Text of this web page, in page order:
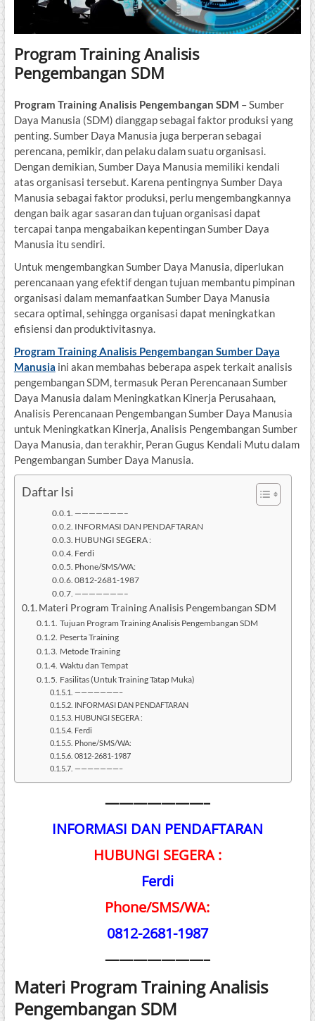
Program Training Analisis
Pengembangan SDM
Program Training Analisis Pengembangan SDM – Sumber
Daya Manusia (SDM) dianggap sebagai faktor produksi yang
penting. Sumber Daya Manusia juga berperan sebagai
perencana, pemikir, dan pelaku dalam suatu organisasi.
Dengan demikian, Sumber Daya Manusia memiliki kendali
atas organisasi tersebut. Karena pentingnya Sumber Daya
Manusia sebagai faktor produksi, perlu mengembangkannya
dengan baik agar sasaran dan tujuan organisasi dapat
tercapai tanpa mengabaikan kepentingan Sumber Daya
Manusia itu sendiri.
Untuk mengembangkan Sumber Daya Manusia, diperlukan
perencanaan yang efektif dengan tujuan membantu pimpinan
organisasi dalam memanfaatkan Sumber Daya Manusia
secara optimal, sehingga organisasi dapat meningkatkan
efisiensi dan produktivitasnya.
Program Training Analisis Pengembangan Sumber Daya
Manusia ini akan membahas beberapa aspek terkait analisis
pengembangan SDM, termasuk Peran Perencanaan Sumber
Daya Manusia dalam Meningkatkan Kinerja Perusahaan,
Analisis Perencanaan Pengembangan Sumber Daya Manusia
untuk Meningkatkan Kinerja, Analisis Pengembangan Sumber
Daya Manusia, dan terakhir, Peran Gugus Kendali Mutu dalam
Pengembangan Sumber Daya Manusia.
Daftar Isi
———————–
INFORMASI DAN PENDAFTARAN
HUBUNGI SEGERA :
Ferdi
Phone/SMS/WA:
0812-2681-1987
———————–
Materi Program Training Analisis Pengembangan SDM
Tujuan Program Training Analisis Pengembangan SDM
Peserta Training
Metode Training
Waktu dan Tempat
Fasilitas (Untuk Training Tatap Muka)
———————–
INFORMASI DAN PENDAFTARAN
HUBUNGI SEGERA :
Ferdi
Phone/SMS/WA:
0812-2681-1987
———————–
———————–
INFORMASI DAN PENDAFTARAN
HUBUNGI SEGERA :
Ferdi
Phone/SMS/WA:
0812-2681-1987
———————–
Materi Program Training Analisis
Pengembangan SDM